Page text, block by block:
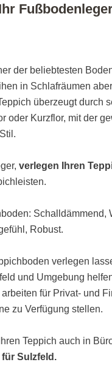
der beliebtesten
in Schlafräumen
überzeugt durch
oder Kurzflor, mit der
verlegen Ihren
Robust.
verlegen
und Umgebung
für Privat- und
zu Verfügung stellen.
Teppich auch in
für Sulzfeld.